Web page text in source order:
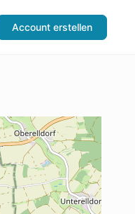
Account erstellen